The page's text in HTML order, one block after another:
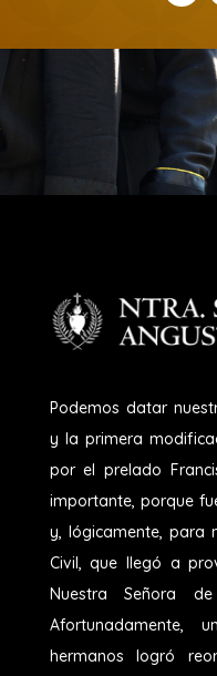
Podemos datar
y la primera
por el prelado
importante, porque
y, lógicamente, para
Civil, que llegó a
Nuestra Señora
Afortunadamente,
hermanos logró